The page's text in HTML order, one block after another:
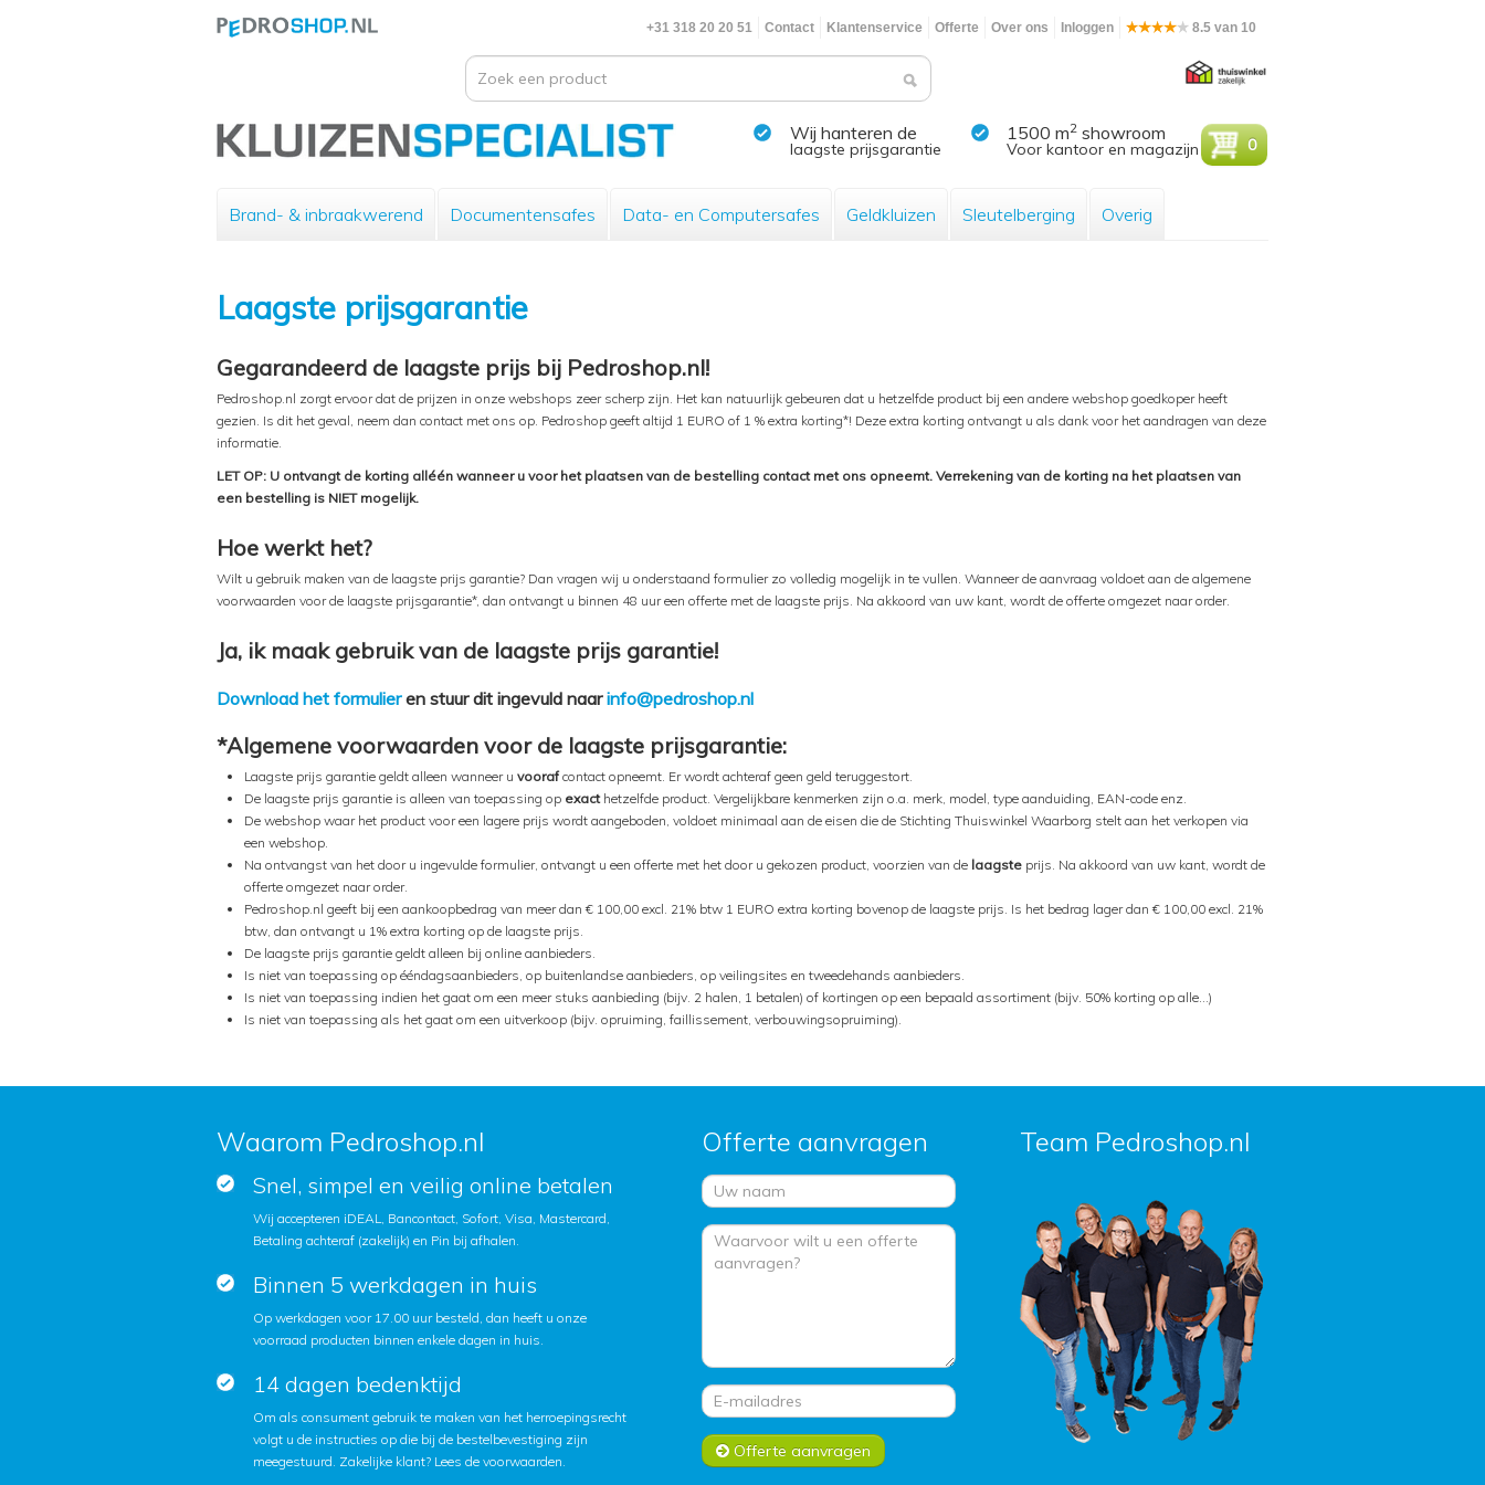
+31 318 20 20 51 Contact Klantenservice Offerte Over ons Inloggen 8.5 van 10
Wij hanteren de
laagste prijsgarantie
1500 m2 showroom
Voor kantoor en magazijn 0
Brand- & inbraakwerend Documentensafes Data- en Computersafes Geldkluizen Sleutelberging Overig
Laagste prijsgarantie
Gegarandeerd de laagste prijs bij Pedroshop.nl!
Pedroshop.nl zorgt ervoor dat de prijzen in onze webshops zeer scherp zijn. Het kan natuurlijk gebeuren dat u hetzelfde product bij een andere webshop goedkoper heeft
gezien. Is dit het geval, neem dan contact met ons op. Pedroshop geeft altijd 1 EURO of 1 % extra korting*! Deze extra korting ontvangt u als dank voor het aandragen van deze
informatie.
LET OP: U ontvangt de korting alléén wanneer u voor het plaatsen van de bestelling contact met ons opneemt. Verrekening van de korting na het plaatsen van
een bestelling is NIET mogelijk.
Hoe werkt het?
Wilt u gebruik maken van de laagste prijs garantie? Dan vragen wij u onderstaand formulier zo volledig mogelijk in te vullen. Wanneer de aanvraag voldoet aan de algemene
voorwaarden voor de laagste prijsgarantie*, dan ontvangt u binnen 48 uur een offerte met de laagste prijs. Na akkoord van uw kant, wordt de offerte omgezet naar order.
Ja, ik maak gebruik van de laagste prijs garantie!
Download het formulieren stuur dit ingevuld naarinfo@pedroshop.nl
*Algemene voorwaarden voor de laagste prijsgarantie:
Laagste prijs garantie geldt alleen wanneer u voorafcontact opneemt. Er wordt achteraf geen geld teruggestort.
De laagste prijs garantie is alleen van toepassing op exacthetzelfde product. Vergelijkbare kenmerken zijn o.a. merk, model, type aanduiding, EAN-code enz.
De webshop waar het product voor een lagere prijs wordt aangeboden, voldoet minimaal aan de eisen die de Stichting Thuiswinkel Waarborg stelt aan het verkopen via
een webshop.
Na ontvangst van het door u ingevulde formulier, ontvangt u een offerte met het door u gekozen product, voorzien van de laagste prijs. Na akkoord van uw kant, wordt de
offerte omgezet naar order.
Pedroshop.nl geeft bij een aankoopbedrag van meer dan € 100,00 excl. 21% btw 1 EURO extra korting bovenop de laagste prijs. Is het bedrag lager dan € 100,00 excl. 21%
btw, dan ontvangt u 1% extra korting op de laagste prijs.
De laagste prijs garantie geldt alleen bij online aanbieders.
Is niet van toepassing op ééndagsaanbieders, op buitenlandse aanbieders, op veilingsites en tweedehands aanbieders.
Is niet van toepassing indien het gaat om een meer stuks aanbieding (bijv. 2 halen, 1 betalen) of kortingen op een bepaald assortiment (bijv. 50% korting op alle…)
Is niet van toepassing als het gaat om een uitverkoop (bijv. opruiming, faillissement, verbouwingsopruiming).
Waarom Pedroshop.nl
Snel, simpel en veilig online betalen
Wij accepteren iDEAL, Bancontact, Sofort, Visa, Mastercard,
Betaling achteraf (zakelijk) en Pin bij afhalen.
Binnen 5 werkdagen in huis
Op werkdagen voor 17.00 uur besteld, dan heeft u onze
voorraad producten binnen enkele dagen in huis.
14 dagen bedenktijd
Om als consument gebruik te maken van het herroepingsrecht
volgt u de instructies op die bij de bestelbevestiging zijn
meegestuurd. Zakelijke klant? Lees de voorwaarden.
Offerte aanvragen
Offerte aanvragen
Team Pedroshop.nl